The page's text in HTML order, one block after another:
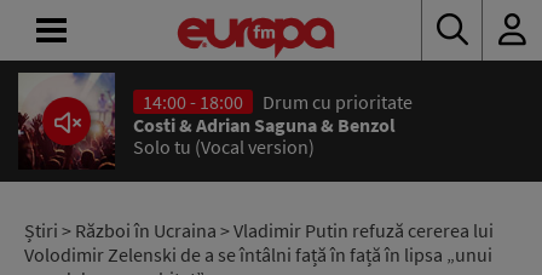
14:00 - 18:00
Drum cu prioritate
Costi & Adrian Saguna & Benzol
Solo tu (Vocal version)
Știri > Război în Ucraina > Vladimir Putin refuză cererea lui
Volodimir Zelenski de a se întâlni față în față în lipsa „unui
ACASĂ
ȘTIRI
RADIO